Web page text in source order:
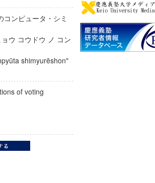
ンピュータ・シミ
ウ コウドウ ノ コン
shimyurēshon"
of voting